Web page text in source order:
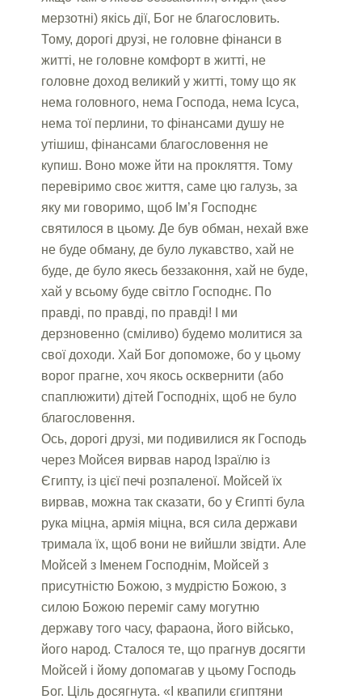
мерзотні) якісь дії, Бог не благословить.
Тому, дорогі друзі, не головне фінанси в
житті, не головне комфорт в житті, не
головне доход великий у житті, тому що як
нема головного, нема Господа, нема Ісуса,
нема тої перлини, то фінансами душу не
утішиш, фінансами благословення не
купиш. Воно може йти на прокляття. Тому
перевіримо своє життя, саме цю галузь, за
яку ми говоримо, щоб Ім’я Господнє
святилося в цьому. Де був обман, нехай вже
не буде обману, де було лукавство, хай не
буде, де було якесь беззаконня, хай не буде,
хай у всьому буде світло Господнє. По
правді, по правді, по правді! І ми
дерзновенно (сміливо) будемо молитися за
свої доходи. Хай Бог допоможе, бо у цьому
ворог прагне, хоч якось осквернити (або
спаплюжити) дітей Господніх, щоб не було
благословення.
Ось, дорогі друзі, ми подивилися як Господь
через Мойсея вирвав народ Ізраїлю із
Єгипту, із цієї печі розпаленої. Мойсей їх
вирвав, можна так сказати, бо у Єгипті була
рука міцна, армія міцна, вся сила держави
тримала їх, щоб вони не вийшли звідти. Але
Мойсей з Іменем Господнім, Мойсей з
присутністю Божою, з мудрістю Божою, з
силою Божою переміг саму могутню
державу того часу, фараона, його військо,
його народ. Сталося те, що прагнув досягти
Мойсей і йому допомагав у цьому Господь
Бог. Ціль досягнута. «І квапили єгиптяни